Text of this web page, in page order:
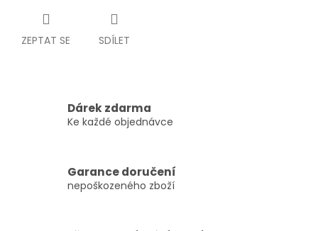
ZEPTAT SE SDÍLET
Dárek zdarma
Ke každé objednávce
Garance doručení
nepoškozeného zboží